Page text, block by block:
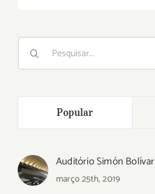
Buscar
resultados
Popular
Auditório Simón Bolívar
março 25th, 2019